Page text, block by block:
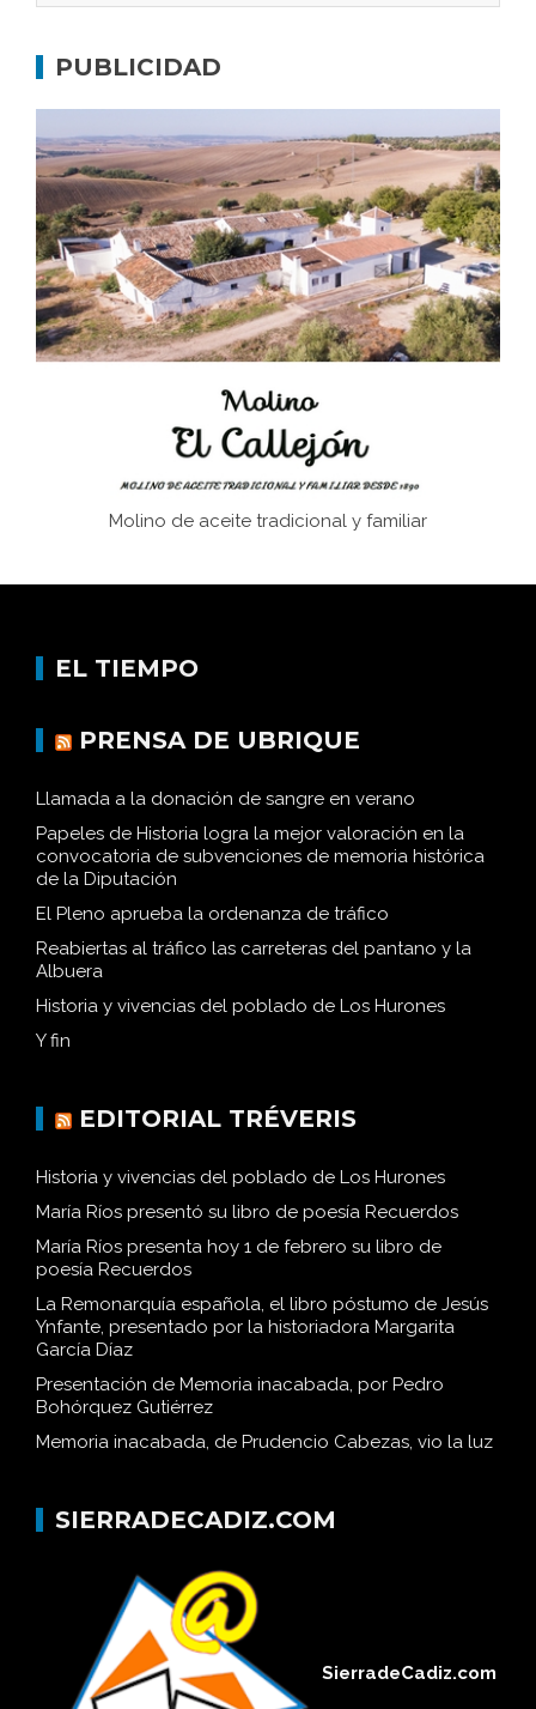
concentración nazis
Bornos
El Frente Popular. Ubrique, febrero-julio 1936
Juntar las letras. La alfabetización en el campo: del
afán de saber a la autogestión
Historia y vivencias del poblado de Los Hurones
PUBLICIDAD
Molino de aceite tradicional y familiar
EL TIEMPO
PRENSA DE UBRIQUE
Llamada a la donación de sangre en verano
Papeles de Historia logra la mejor valoración en la
convocatoria de subvenciones de memoria histórica
de la Diputación
El Pleno aprueba la ordenanza de tráfico
Reabiertas al tráfico las carreteras del pantano y la
Albuera
Historia y vivencias del poblado de Los Hurones
Y fin
EDITORIAL TRÉVERIS
Historia y vivencias del poblado de Los Hurones
María Ríos presentó su libro de poesía Recuerdos
María Ríos presenta hoy 1 de febrero su libro de
poesía Recuerdos
La Remonarquía española, el libro póstumo de Jesús
Ynfante, presentado por la historiadora Margarita
García Díaz
Presentación de Memoria inacabada, por Pedro
Bohórquez Gutiérrez
Memoria inacabada, de Prudencio Cabezas, vio la luz
SIERRADECADIZ.COM
SierradeCadiz.com